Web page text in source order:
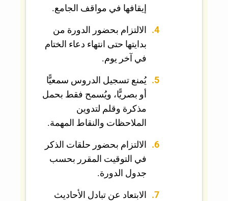
إيقافها في مواقف الجامع.
الالتزام بحضور الدورة من
بدايتها حتى انتهاء دعاء الختام
في آخر يوم.
يُمنع تسجيل الدروس سمعيًّا
أو بصريًّا، ويُسمح فقط بحمل
مذكرة وقلم لتدوين
الملاحظات والنقاط المهمة.
الالتزام بحضور حلقات الذكر
في التوقيت المقرر بحسب
جدول الدورة.
الابتعاد عن تبادل الأحاديث